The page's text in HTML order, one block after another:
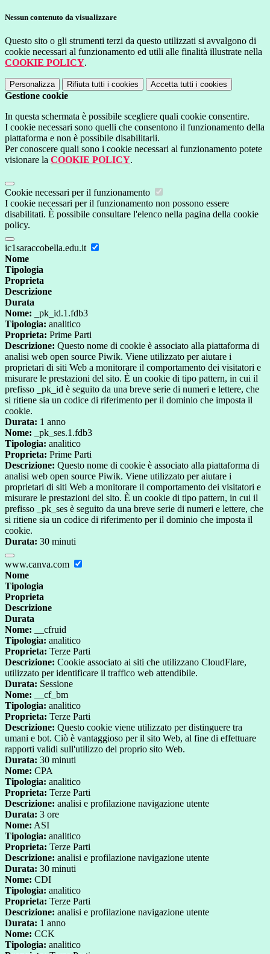
Nessun contenuto da visualizzare
Questo sito o gli strumenti terzi da questo utilizzati si avvalgono di
cookie necessari al funzionamento ed utili alle finalità illustrate nella
COOKIE POLICY.
Personalizza Rifiuta tutti i cookies Accetta tutti i cookies
Gestione cookie
In questa schermata è possibile scegliere quali cookie consentire.
I cookie necessari sono quelli che consentono il funzionamento della
piattaforma e non è possibile disabilitarli.
Per conoscere quali sono i cookie necessari al funzionamento potete
visionare la COOKIE POLICY.
Cookie necessari per il funzionamento
I cookie necessari per il funzionamento non possono essere
disabilitati. È possibile consultare l'elenco nella pagina della cookie
policy.
ic1saraccobella.edu.it
Nome
Tipologia
Proprieta
Descrizione
Durata
Nome: _pk_id.1.fdb3
Tipologia: analitico
Proprieta: Prime Parti
Descrizione: Questo nome di cookie è associato alla piattaforma di
analisi web open source Piwik. Viene utilizzato per aiutare i
proprietari di siti Web a monitorare il comportamento dei visitatori e
misurare le prestazioni del sito. È un cookie di tipo pattern, in cui il
prefisso _pk_id è seguito da una breve serie di numeri e lettere, che
si ritiene sia un codice di riferimento per il dominio che imposta il
cookie.
Durata: 1 anno
Nome: _pk_ses.1.fdb3
Tipologia: analitico
Proprieta: Prime Parti
Descrizione: Questo nome di cookie è associato alla piattaforma di
analisi web open source Piwik. Viene utilizzato per aiutare i
proprietari di siti Web a monitorare il comportamento dei visitatori e
misurare le prestazioni del sito. È un cookie di tipo pattern, in cui il
prefisso _pk_ses è seguito da una breve serie di numeri e lettere, che
si ritiene sia un codice di riferimento per il dominio che imposta il
cookie.
Durata: 30 minuti
www.canva.com
Nome
Tipologia
Proprieta
Descrizione
Durata
Nome: __cfruid
Tipologia: analitico
Proprieta: Terze Parti
Descrizione: Cookie associato ai siti che utilizzano CloudFlare,
utilizzato per identificare il traffico web attendibile.
Durata: Sessione
Nome: __cf_bm
Tipologia: analitico
Proprieta: Terze Parti
Descrizione: Questo cookie viene utilizzato per distinguere tra
umani e bot. Ciò è vantaggioso per il sito Web, al fine di effettuare
rapporti validi sull'utilizzo del proprio sito Web.
Durata: 30 minuti
Nome: CPA
Tipologia: analitico
Proprieta: Terze Parti
Descrizione: analisi e profilazione navigazione utente
Durata: 3 ore
Nome: ASI
Tipologia: analitico
Proprieta: Terze Parti
Descrizione: analisi e profilazione navigazione utente
Durata: 30 minuti
Nome: CDI
Tipologia: analitico
Proprieta: Terze Parti
Descrizione: analisi e profilazione navigazione utente
Durata: 1 anno
Nome: CCK
Tipologia: analitico